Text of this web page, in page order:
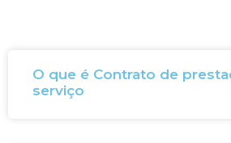
O que é Contrato de
serviço